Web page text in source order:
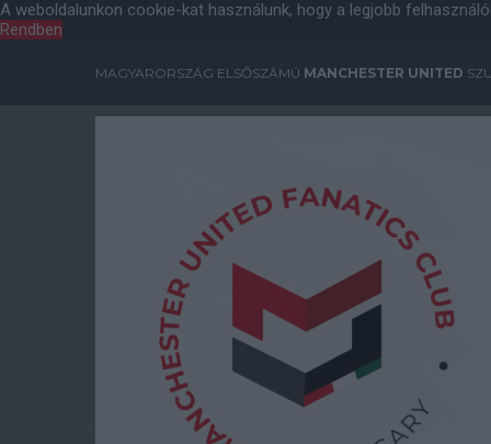
A weboldalunkon cookie-kat használunk, hogy a legjobb
Rendben
MAGYARORSZÁG ELSŐSZÁMÚ MANCHESTER UNITED